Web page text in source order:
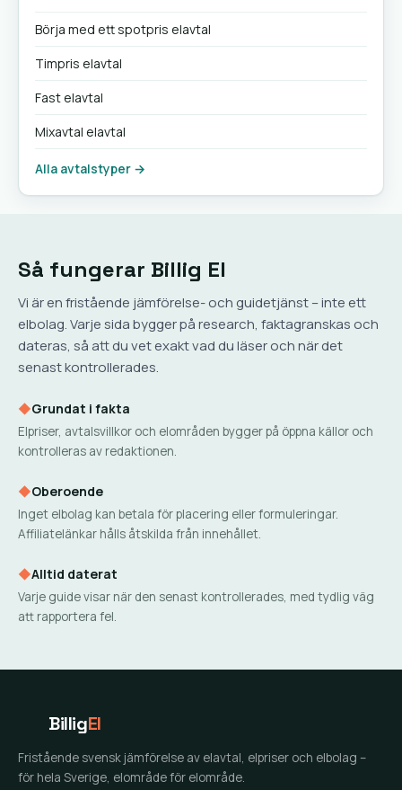
Börja med ett spotpris elavtal
Timpris elavtal
Fast elavtal
Mixavtal elavtal
Alla avtalstyper →
Så fungerar Billig El
Vi är en fristående jämförelse- och guidetjänst – inte ett
elbolag. Varje sida bygger på research, faktagranskas och
dateras, så att du vet exakt vad du läser och när det
senast kontrollerades.
◆Grundat i fakta
Elpriser, avtalsvillkor och elområden bygger på öppna källor och
kontrolleras av redaktionen.
◆Oberoende
Inget elbolag kan betala för placering eller formuleringar.
Affiliatelänkar hålls åtskilda från innehållet.
◆Alltid daterat
Varje guide visar när den senast kontrollerades, med tydlig väg
att rapportera fel.
BilligEl
Fristående svensk jämförelse av elavtal, elpriser och elbolag –
för hela Sverige, elområde för elområde.